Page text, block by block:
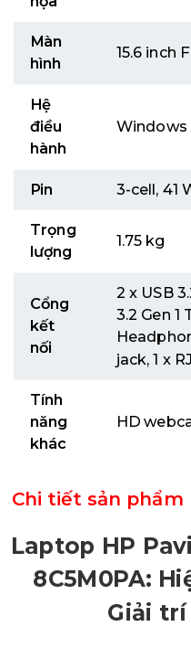
Màn
hình
15.6 inch
Hệ
điều
hành
Windows
Pin 3-cell, 41
Trọng
lượng
1.75 kg
Cổng
kết
nối
2 x USB
3.2 Gen 1
jack, 1 x
Tính
năng
khác
HD
Chi tiết sản phẩm
Laptop HP
8C5M0PA:
Giải